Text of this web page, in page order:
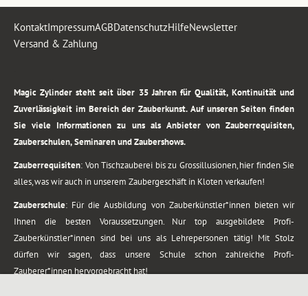
KontaktImpressumAGBDatenschutzHilfeNewsletter
Versand & Zahlung
Magic Zylinder steht seit über 35 Jahren für Qualität, Kontinuität und
Zuverlässigkeit im Bereich der Zauberkunst. Auf unseren Seiten finden
Sie viele Informationen zu uns als Anbieter von Zauberrequisiten,
Zauberschulen, Seminaren und Zaubershows.
Zauberrequisiten: Von Tischzauberei bis zu Grossillusionen, hier finden Sie
alles, was wir auch in unserem Zaubergeschäft in Kloten verkaufen!
Zauberschule: Für die Ausbildung von Zauberkünstler*innen bieten wir
Ihnen die besten Voraussetzungen. Nur top ausgebildete Profi-
Zauberkünstler*innen sind bei uns als Lehrepersonen tätig! Mit Stolz
dürfen wir sagen, dass unsere Schule schon zahlreiche Profi-
Zauberer*innen hervorgebracht hat!